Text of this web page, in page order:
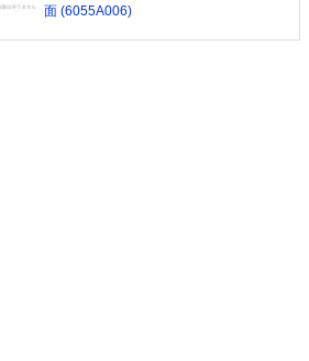
面 (6055A006)